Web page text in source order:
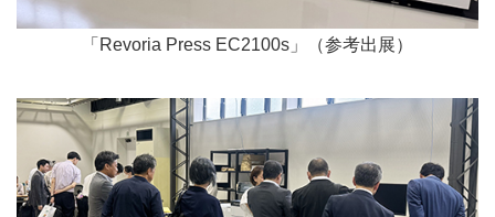
「Revoria Press EC2100s」（参考出展）